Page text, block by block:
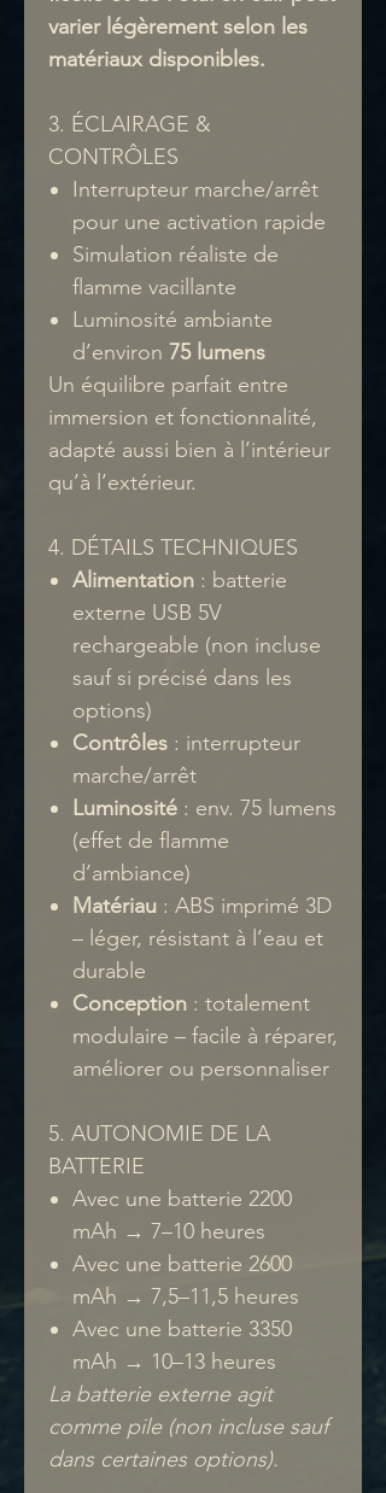
varier légèrement selon les
matériaux disponibles.
3. ÉCLAIRAGE &
CONTRÔLES
Interrupteur marche/arrêt
pour une activation rapide
Simulation réaliste de
flamme vacillante
Luminosité ambiante
d’environ 75 lumens
Un équilibre parfait entre
immersion et fonctionnalité,
adapté aussi bien à l’intérieur
qu’à l’extérieur.
4. DÉTAILS TECHNIQUES
Alimentation : batterie
externe USB 5V
rechargeable (non incluse
sauf si précisé dans les
options)
Contrôles : interrupteur
marche/arrêt
Luminosité : env. 75 lumens
(effet de flamme
d’ambiance)
Matériau : ABS imprimé 3D
– léger, résistant à l’eau et
durable
Conception : totalement
modulaire – facile à réparer,
améliorer ou personnaliser
5. AUTONOMIE DE LA
BATTERIE
Avec une batterie 2200
mAh → 7–10 heures
Avec une batterie 2600
mAh → 7,5–11,5 heures
Avec une batterie 3350
mAh → 10–13 heures
La batterie externe agit
comme pile (non incluse sauf
dans certaines options).